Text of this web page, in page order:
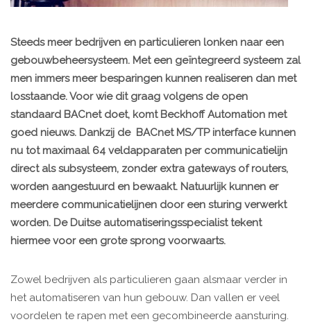
Steeds meer bedrijven en particulieren lonken naar een
gebouwbeheersysteem. Met een geïntegreerd systeem zal
men immers meer besparingen kunnen realiseren dan met
losstaande. Voor wie dit graag volgens de open
standaard BACnet doet, komt Beckhoff Automation met
goed nieuws. Dankzij de BACnet MS/TP interface kunnen
nu tot maximaal 64 veldapparaten per communicatielijn
direct als subsysteem, zonder extra gateways of routers,
worden aangestuurd en bewaakt. Natuurlijk kunnen er
meerdere communicatielijnen door een sturing verwerkt
worden. De Duitse automatiseringsspecialist tekent
hiermee voor een grote sprong voorwaarts.
Zowel bedrijven als particulieren gaan alsmaar verder in
het automatiseren van hun gebouw. Dan vallen er veel
voordelen te rapen met een gecombineerde aansturing.